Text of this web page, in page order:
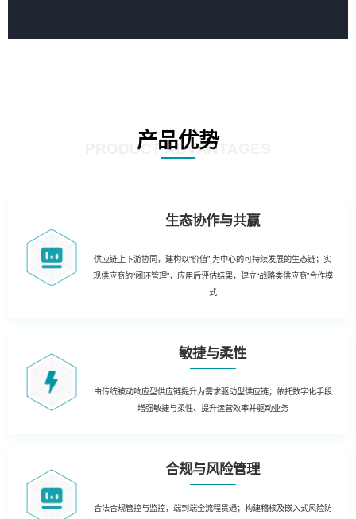
产品优势
PRODUCT ADVANTAGES
生态协作与共赢
供应链上下游协同，建构以“价值” 为中心的可持续发展的生态链；实
现供应商的“闭环管理”，应用后评估结果，建立“战略类供应商”合作模
式
敏捷与柔性
由传统被动响应型供应链提升为需求驱动型供应链；依托数字化手段
增强敏捷与柔性、提升运营效率并驱动业务
合规与风险管理
合法合规管控与监控，端到端全流程贯通；构建稽核及嵌入式风险防